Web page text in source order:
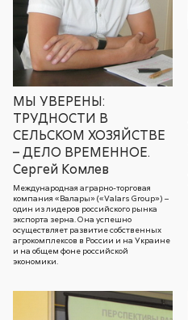
МЫ УВЕРЕНЫ:
ТРУДНОСТИ В
СЕЛЬСКОМ ХОЗЯЙСТВЕ
– ДЕЛО ВРЕМЕННОЕ.
Сергей Комлев
Международная аграрно-торговая
компания «Валары» («Valars Group») –
один из лидеров российского рынка
экспорта зерна. Она успешно
осуществляет развитие собственных
агрокомплексов в России и на Украине
и на общем фоне российской
экономики.